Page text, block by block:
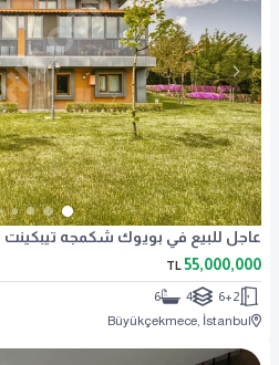
عاجل للبيع في بويوك شكمجه تيبكينت
55,000,000
TL
6+2
4
6
Büyükçekmece, İstanbul